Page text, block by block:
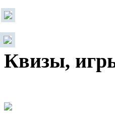
Квизы,